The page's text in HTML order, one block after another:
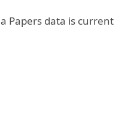
Papers data is current